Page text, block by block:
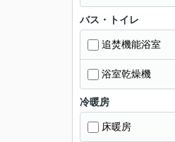
バス・トイレ
追焚機能浴室
浴室乾燥機
冷暖房
床暖房